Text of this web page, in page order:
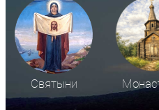
Святыни